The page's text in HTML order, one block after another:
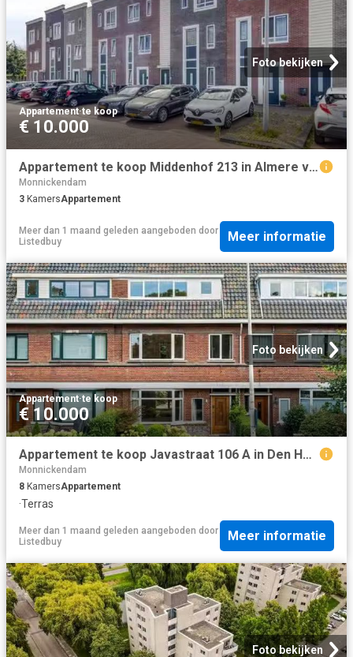
Foto bekijken
Appartement·te koop
€ 10.000
Appartement te koop Middenhof 213 in Almere voor € 275.000
Monnickendam
3 KamersAppartement
Meer dan 1 maand geleden aangeboden door
Listedbuy
Meer informatie
Foto bekijken
Appartement·te koop
€ 10.000
Appartement te koop Javastraat 106 A in Den Haag voor € 1.225.
Monnickendam
8 KamersAppartement
·Terras
Meer dan 1 maand geleden aangeboden door
Listedbuy
Meer informatie
Foto bekijken